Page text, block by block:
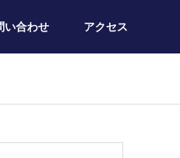
い合わせ アクセス